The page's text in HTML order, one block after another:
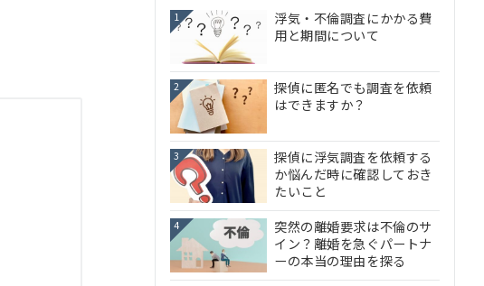
1
浮気・不倫調査にかかる費
用と期間について
2
探偵に匿名でも調査を依頼
はできますか？
3
探偵に浮気調査を依頼する
か悩んだ時に確認しておき
たいこと
4
突然の離婚要求は不倫のサ
イン？離婚を急ぐパートナ
ーの本当の理由を探る